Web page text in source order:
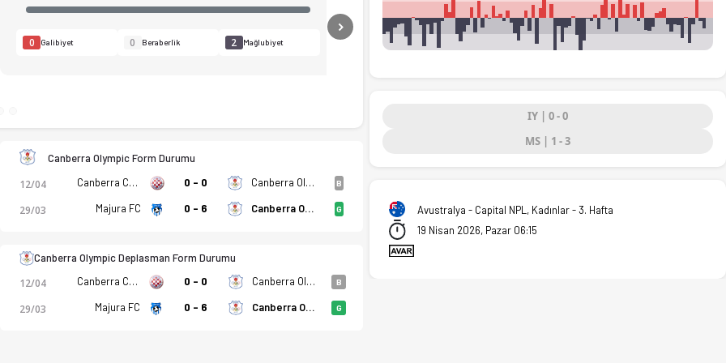
kadro, istatistikler, puan durumu ve iddaa oranları Ofsayt'ta. (19.04.2026)
0 Galibiyet 0 Beraberlik 2 Mağlubiyet Next
Canberra Olympic Form Durumu
12/04 Canberra Croatia FC 0 - 0 Canberra Olympic B
29/03 Majura FC 0 - 6 Canberra Olympic G
Canberra Olympic Deplasman Form Durumu
12/04 Canberra Croatia FC 0 - 0 Canberra Olympic B
29/03 Majura FC 0 - 6 Canberra Olympic G
IY | 0 - 0
MS | 1 - 3
Avustralya - Capital NPL, Kadınlar - 3. Hafta
19 Nisan 2026, Pazar 06:15